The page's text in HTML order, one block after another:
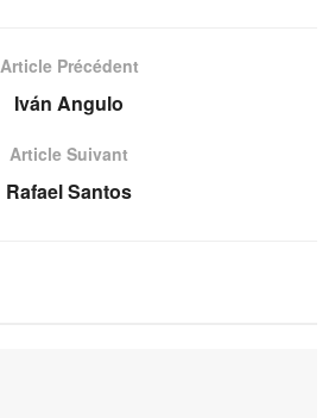
Article Précédent
Iván Angulo
Article Suivant
Rafael Santos